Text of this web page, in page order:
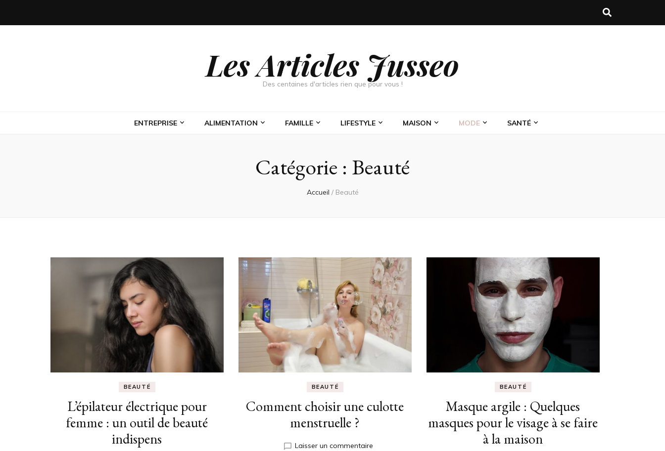
Les Articles Jusseo
Des centaines d'articles rien que pour vous !
ENTREPRISE ALIMENTATION FAMILLE LIFESTYLE MAISON MODE SANTÉ
Catégorie : Beauté
Accueil / Beauté
BEAUTÉ
L’épilateur électrique pour
femme : un outil de beauté
indispens
BEAUTÉ
Comment choisir une culotte
menstruelle ?
Laisser un commentaire
BEAUTÉ
Masque argile : Quelques
masques pour le visage à se faire
à la maison